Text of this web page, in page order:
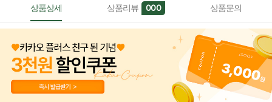
상품상세 상품리뷰 000 상품문의